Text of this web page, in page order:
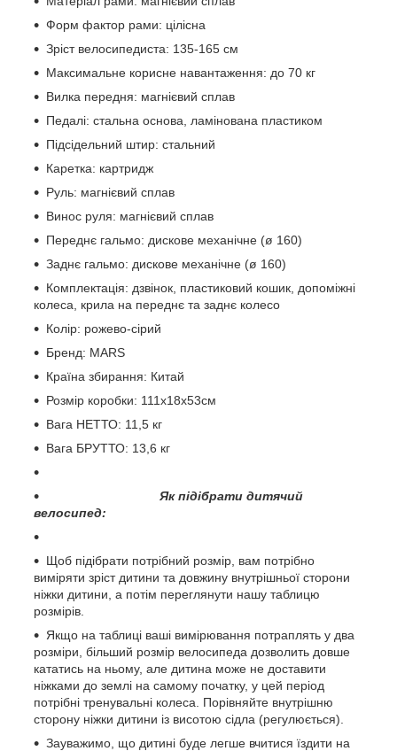
Форм фактор рами: цілісна
Зріст велосипедиста: 135-165 см
Максимальне корисне навантаження: до 70 кг
Вилка передня: магнієвий сплав
Педалі: стальна основа, ламінована пластиком
Підсідельний штир: стальний
Каретка: картридж
Руль: магнієвий сплав
Винос руля: магнієвий сплав
Переднє гальмо: дискове механічне (ø 160)
Заднє гальмо: дискове механічне (ø 160)
Комплектація: дзвінок, пластиковий кошик, допоміжні
колеса, крила на переднє та заднє колесо
Колір: рожево-сірий
Бренд: MARS
Країна збирання: Китай
Розмір коробки: 111х18х53см
Вага НЕТТО: 11,5 кг
Вага БРУТТО: 13,6 кг
Як підібрати дитячий
велосипед:
Щоб підібрати потрібний розмір, вам потрібно
виміряти зріст дитини та довжину внутрішньої сторони
ніжки дитини, а потім переглянути нашу таблицю
розмірів.
Якщо на таблиці ваші вимірювання потраплять у два
розміри, більший розмір велосипеда дозволить довше
кататись на ньому, але дитина може не доставити
ніжками до землі на самому початку, у цей період
потрібні тренувальні колеса. Порівняйте внутрішню
сторону ніжки дитини із висотою сідла (регулюється).
Зауважимо, що дитині буде легше вчитися їздити на